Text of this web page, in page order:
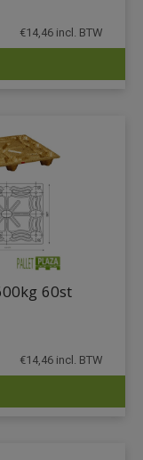
DETAILS
€14,46 incl. BTW
DETAILS
60st
€14,46 incl. BTW